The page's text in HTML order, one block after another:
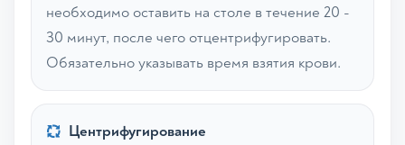
необходимо оставить на столе в течение 20 -
30 минут, после чего отцентрифугировать.
Обязательно указывать время взятия крови.
Центрифугирование